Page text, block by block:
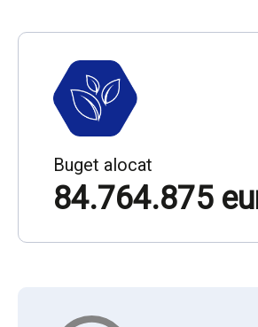
Buget alocat
84.764.875